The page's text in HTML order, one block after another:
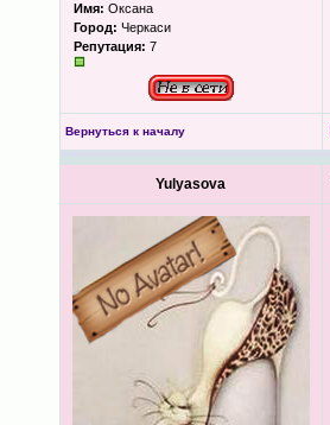
Имя: Оксана
Город: Черкаси
Репутация: 7
Вернуться к началу
Yulyasova